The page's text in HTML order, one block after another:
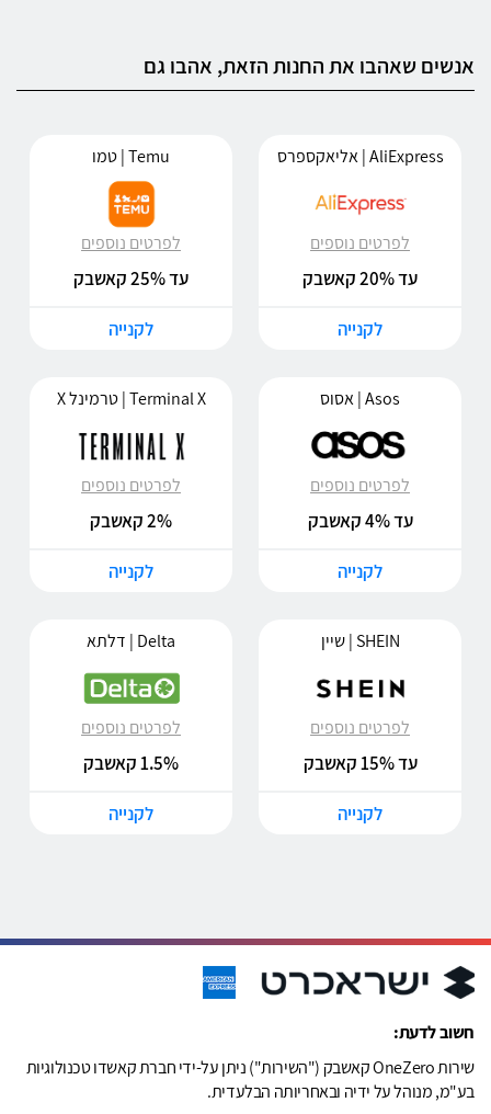
אנשים שאהבו את החנות הזאת, אהבו גם
AliExpress | אליאקספרס
לפרטים נוספים
עד 20% קאשבק
לקנייה
Temu | טמו
לפרטים נוספים
עד 25% קאשבק
לקנייה
Asos | אסוס
לפרטים נוספים
עד 4% קאשבק
לקנייה
Terminal X | טרמינל X
לפרטים נוספים
2% קאשבק
לקנייה
SHEIN | שיין
לפרטים נוספים
עד 15% קאשבק
לקנייה
Delta | דלתא
לפרטים נוספים
1.5% קאשבק
לקנייה
חשוב לדעת:
שירות OneZero קאשבק ("השירות") ניתן על-ידי חברת קאשדו טכנולוגיות
בע"מ, מנוהל על ידיה ובאחריותה הבלעדית.